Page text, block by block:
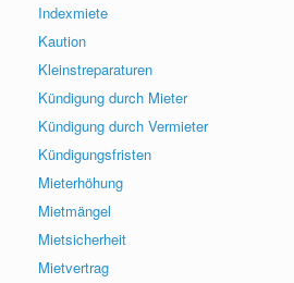
Indexmiete
Kaution
Kleinstreparaturen
Kündigung durch Mieter
Kündigung durch Vermieter
Kündigungsfristen
Mieterhöhung
Mietmängel
Mietsicherheit
Mietvertrag